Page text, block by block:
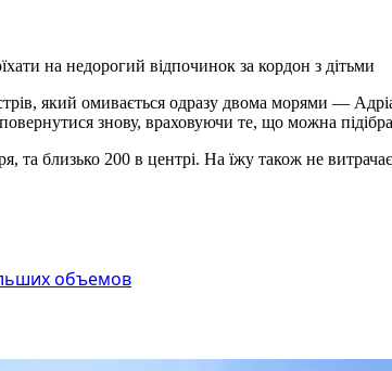
на недорогий відпочинок за кордон з дітьми
який омивається одразу двома морями —
знову, враховуючи те, що можна
та близько 200 в центрі. На їжу також не
объемов